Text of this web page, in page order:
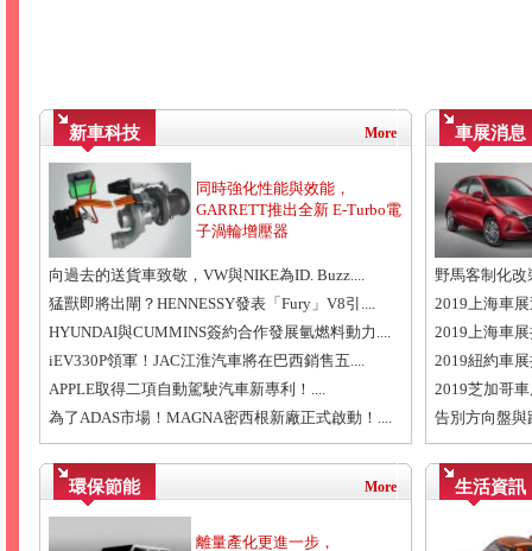
新車科技 More
同時強化性能與效能，
GARRETT推出全新 E-Turbo電
子渦輪增壓器
向過去的送貨車致敬，VW與NIKE為ID. Buzz....
猛獸即將出閘？HENNESSY發表「Fury」V8引....
HYUNDAI與CUMMINS簽約合作發展氫燃料動力....
iEV330P領軍！JAC江淮汽車將在巴西銷售五....
APPLE取得二項自動駕駛汽車新專利！....
為了ADAS市場！MAGNA密西根新廠正式啟動！....
車展消息
野馬客制化改
2019上海車
2019上海車展
2019紐約車
2019芝加哥車
告別方向盤與
環保節能 More
離量產化更進一步，
生活資訊